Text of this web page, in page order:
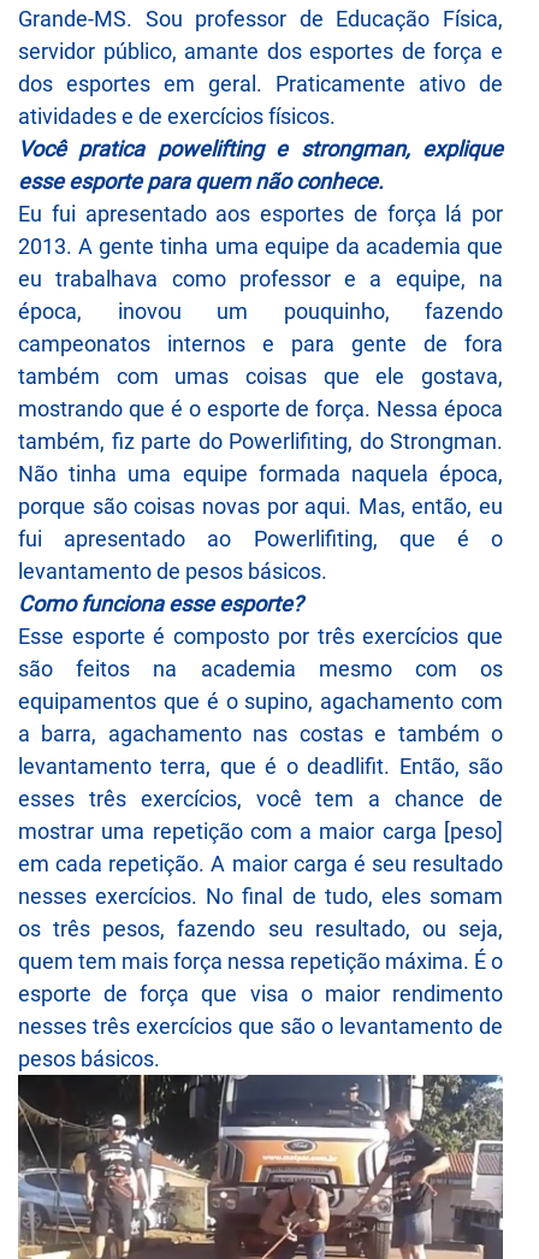
Grande-MS. Sou professor de Educação Física,
servidor público, amante dos esportes de força e
dos esportes em geral. Praticamente ativo de
atividades e de exercícios físicos.
Você pratica powelifting e strongman, explique
esse esporte para quem não conhece.
Eu fui apresentado aos esportes de força lá por
2013. A gente tinha uma equipe da academia que
eu trabalhava como professor e a equipe, na
época, inovou um pouquinho, fazendo
campeonatos internos e para gente de fora
também com umas coisas que ele gostava,
mostrando que é o esporte de força. Nessa época
também, fiz parte do Powerlifiting, do Strongman.
Não tinha uma equipe formada naquela época,
porque são coisas novas por aqui. Mas, então, eu
fui apresentado ao Powerlifiting, que é o
levantamento de pesos básicos.
Como funciona esse esporte?
Esse esporte é composto por três exercícios que
são feitos na academia mesmo com os
equipamentos que é o supino, agachamento com
a barra, agachamento nas costas e também o
levantamento terra, que é o deadlifit. Então, são
esses três exercícios, você tem a chance de
mostrar uma repetição com a maior carga [peso]
em cada repetição. A maior carga é seu resultado
nesses exercícios. No final de tudo, eles somam
os três pesos, fazendo seu resultado, ou seja,
quem tem mais força nessa repetição máxima. É o
esporte de força que visa o maior rendimento
nesses três exercícios que são o levantamento de
pesos básicos.